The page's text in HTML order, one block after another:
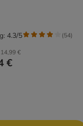
14,99 €
€
4.3/5 (54)